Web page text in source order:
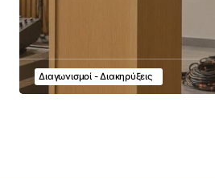
Διαγωνισμοί - Διακηρύξεις